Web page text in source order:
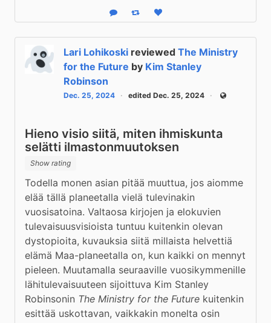
Reply Boost statusLike status
Lari Lohikoski reviewed The Ministry
for the Future by Kim Stanley
Robinson
Dec. 25, 2024 edited Dec. 25, 2024 Public
Hieno visio siitä, miten ihmiskunta
selätti ilmastonmuutoksen
Show rating
Todella monen asian pitää muuttua, jos aiomme
elää tällä planeetalla vielä tulevinakin
vuosisatoina. Valtaosa kirjojen ja elokuvien
tulevaisuusvisioista tuntuu kuitenkin olevan
dystopioita, kuvauksia siitä millaista helvettiä
elämä Maa-planeetalla on, kun kaikki on mennyt
pieleen. Muutamalla seuraaville vuosikymmenille
lähitulevaisuuteen sijoittuva Kim Stanley
Robinsonin The Ministry for the Future kuitenkin
esittää uskottavan, vaikkakin monelta osin